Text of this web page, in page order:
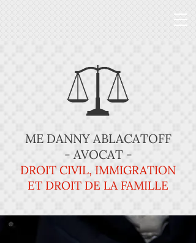
ME DANNY ABLACATOFF
- AVOCAT -
DROIT CIVIL, IMMIGRATION
ET DROIT DE LA FAMILLE